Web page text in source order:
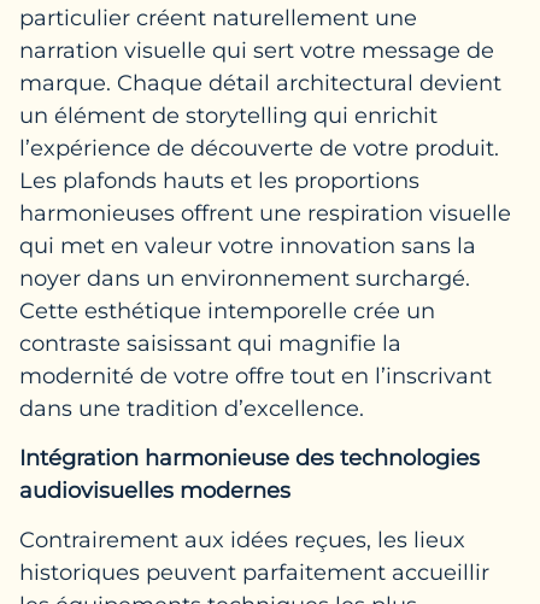
particulier créent naturellement une
narration visuelle qui sert votre message de
marque. Chaque détail architectural devient
un élément de storytelling qui enrichit
l’expérience de découverte de votre produit.
Les plafonds hauts et les proportions
harmonieuses offrent une respiration visuelle
qui met en valeur votre innovation sans la
noyer dans un environnement surchargé.
Cette esthétique intemporelle crée un
contraste saisissant qui magnifie la
modernité de votre offre tout en l’inscrivant
dans une tradition d’excellence.
Intégration harmonieuse des technologies
audiovisuelles modernes
Contrairement aux idées reçues, les lieux
historiques peuvent parfaitement accueillir